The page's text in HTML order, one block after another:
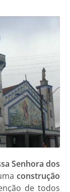
Senhora dos
construção
de todos